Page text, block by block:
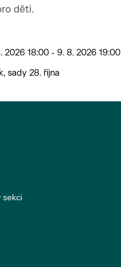
parkově upravená
dědictví UNESCO.
děti.
2026 18:00 - 9. 8. 2026 19:00
sady 28. října
sekci